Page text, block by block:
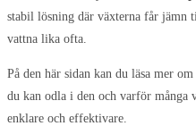
stabil lösning där växterna får jämn
vattna lika ofta.
På den här sidan kan du läsa mer
du kan odla i den och varför
enklare och effektivare.